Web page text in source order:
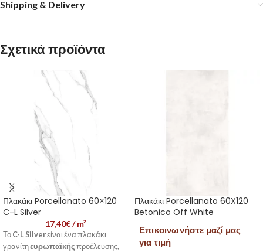
Shipping & Delivery
Σχετικά προϊόντα
Πλακάκι Porcellanato 60×120
C-L Silver
17,40€/ m²
Το C-L Silverείναι ένα πλακάκι
γρανίτηευρωπαϊκής προέλευσης,
Πλακάκι Porcellanato 60X120
Betonico Off White
Επικοινωνήστε μαζί μας
για τιμή